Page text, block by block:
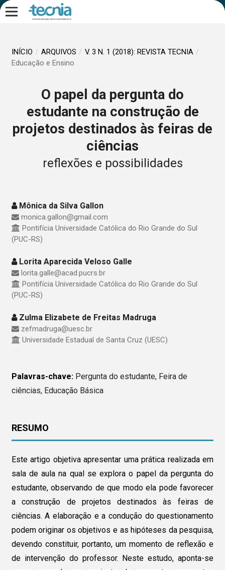
INÍCIO / ARQUIVOS / V. 3 N. 1 (2018): REVISTA TECNIA /
Educação e Ensino
O papel da pergunta do
estudante na construção de
projetos destinados às feiras de
ciências
reflexões e possibilidades
Mônica da Silva Gallon
monica.gallon@gmail.com
Pontifícia Universidade Católica do Rio Grande do Sul
(PUC-RS)
Lorita Aparecida Veloso Galle
lorita.galle@acad.pucrs.br
Pontifícia Universidade Católica do Rio Grande do Sul
(PUC-RS)
Zulma Elizabete de Freitas Madruga
zefmadruga@uesc.br
Universidade Estadual de Santa Cruz (UESC)
Palavras-chave: Pergunta do estudante, Feira de
ciências, Educação Básica
RESUMO
Este artigo objetiva apresentar uma prática realizada em
sala de aula na qual se explora o papel da pergunta do
estudante, observando de que modo ela pode favorecer
a construção de projetos destinados às feiras de
ciências. A elaboração e a condução do questionamento
podem originar os objetivos e as hipóteses da pesquisa,
devendo constituir, portanto, um momento de reflexão e
de intervenção do professor. Neste estudo, aponta-se